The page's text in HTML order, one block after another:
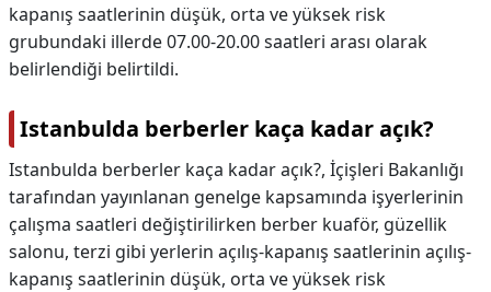
kapanış saatlerinin düşük, orta ve yüksek risk
grubundaki illerde 07.00-20.00 saatleri arası olarak
belirlendiği belirtildi.
Istanbulda berberler kaça kadar açık?
Istanbulda berberler kaça kadar açık?, İçişleri Bakanlığı
tarafından yayınlanan genelge kapsamında işyerlerinin
çalışma saatleri değiştirilirken berber kuaför, güzellik
salonu, terzi gibi yerlerin açılış-kapanış saatlerinin açılış-
kapanış saatlerinin düşük, orta ve yüksek risk